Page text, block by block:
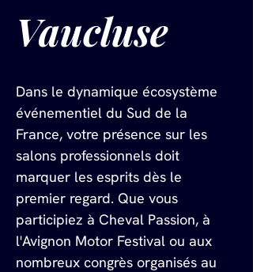
Vaucluse
Dans le dynamique écosystème
événementiel du Sud de la
France, votre présence sur les
salons professionnels doit
marquer les esprits dès le
premier regard. Que vous
participiez à Cheval Passion, à
l'Avignon Motor Festival ou aux
nombreux congrès organisés au